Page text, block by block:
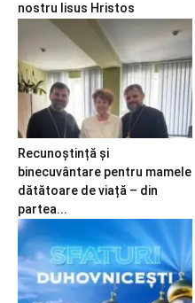
nostru Iisus Hristos
Recunoștință și
binecuvântare pentru mamele
dătătoare de viață – din
partea...